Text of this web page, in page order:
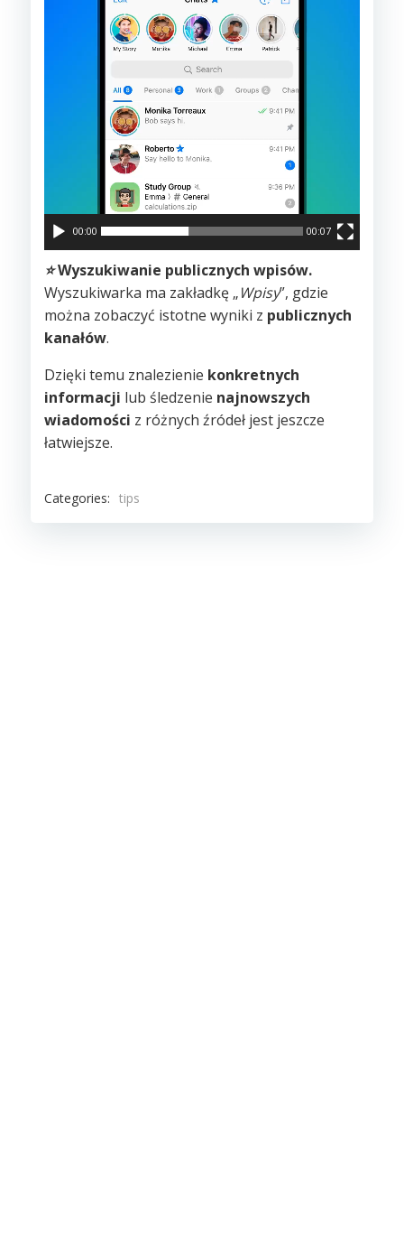
00:00 00:07
⭐️Wyszukiwanie publicznych wpisów.
Wyszukiwarka ma zakładkę „Wpisy”, gdzie
można zobaczyć istotne wyniki z publicznych
kanałów.
Dzięki temu znalezienie konkretnych
informacji lub śledzenie najnowszych
wiadomości z różnych źródeł jest jeszcze
łatwiejsze.
Categories: tips